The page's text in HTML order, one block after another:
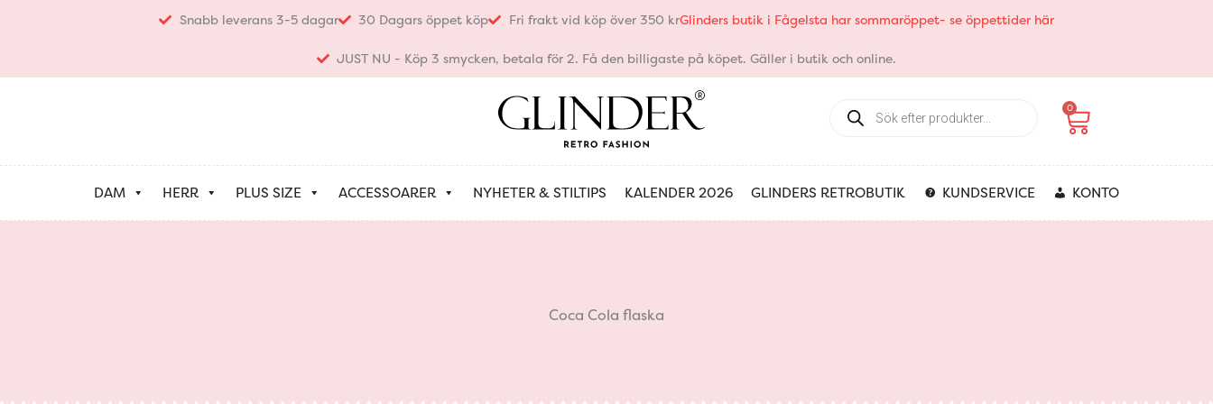
Snabb leverans 3-5 dagar 30 Dagars öppet köp Fri frakt vid köp över 350 krGlinders butik i Fågelsta har sommaröppet- se öppettider här
JUST NU - Köp 3 smycken, betala för 2. Få den billigaste på köpet. Gäller i butik och online.
search
0
Varukorg
DAM HERR PLUS SIZE ACCESSOARER NYHETER & STILTIPS KALENDER 2026 GLINDERS RETROBUTIK KUNDSERVICE KONTO
Coca Cola flaska